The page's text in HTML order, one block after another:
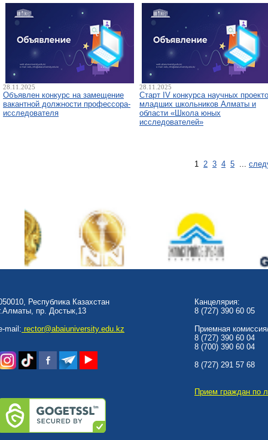
28.11.2025
Объявлен конкурс на замещение
вакантной должности профессора-
исследователя
28.11.2025
Старт IV конкурса научных
младших школьников Алматы и
области «Школа юных
исследователей»
1 2 3 4 5 ...
Республика Казахстан
пр. Достык,13
mail: rector@abaiuniversity.edu.kz
Канцелярия:
8 (727) 390 60 05
Приемная
8 (727) 390 60 04
8 (700) 390 60 04
8 (727) 291 57 68
Прием граждан по